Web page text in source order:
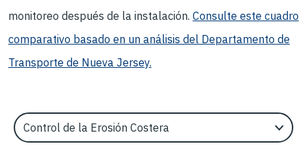
monitoreo después de la instalación. Consulte este cuadro
comparativo basado en un análisis del Departamento de
Transporte de Nueva Jersey.
Select an Application Feature